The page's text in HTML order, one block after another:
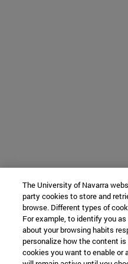
The University of Navarra
party cookies to store and
browse. Different types of
For example, to identify you
about your browsing habits
personalize how the content
cookies you want to enable or